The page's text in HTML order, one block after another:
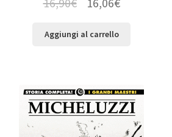
Aggiungi al carrello